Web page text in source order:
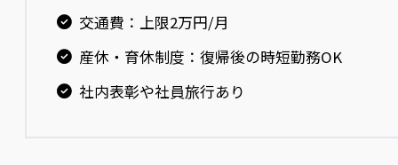
交通費：上限2万円/月
産休・育休制度：復帰後の時短勤務OK
社内表彰や社員旅行あり